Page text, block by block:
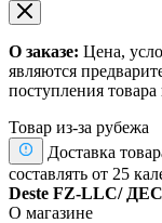
О заказе: Цена,
являются
поступления товара
Товар из-за рубежа
Доставка
составлять от 25
Deste FZ-LLC/
О магазине